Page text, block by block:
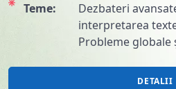
Teme:
Dezbateri
interpretarea
Probleme globale
DETALII